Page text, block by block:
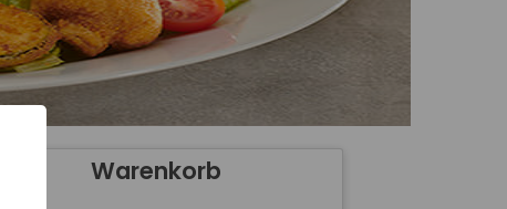
Warenkorb